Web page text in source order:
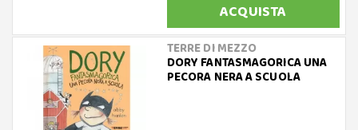
ACQUISTA
TERRE DI MEZZO
DORY FANTASMAGORICA UNA
PECORA NERA A SCUOLA